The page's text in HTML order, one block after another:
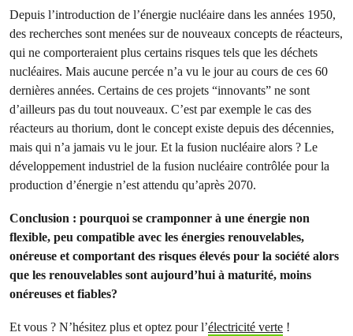
Depuis l’introduction de l’énergie nucléaire dans les années 1950,
des recherches sont menées sur de nouveaux concepts de réacteurs,
qui ne comporteraient plus certains risques tels que les déchets
nucléaires. Mais aucune percée n’a vu le jour au cours de ces 60
dernières années. Certains de ces projets “innovants” ne sont
d’ailleurs pas du tout nouveaux. C’est par exemple le cas des
réacteurs au thorium, dont le concept existe depuis des décennies,
mais qui n’a jamais vu le jour. Et la fusion nucléaire alors ? Le
développement industriel de la fusion nucléaire contrôlée pour la
production d’énergie n’est attendu qu’après 2070.
Conclusion : pourquoi se cramponner à une énergie non
flexible, peu compatible avec les énergies renouvelables,
onéreuse et comportant des risques élevés pour la société alors
que les renouvelables sont aujourd’hui à maturité, moins
onéreuses et fiables?
Et vous ? N’hésitez plus et optez pour l’électricité verte !